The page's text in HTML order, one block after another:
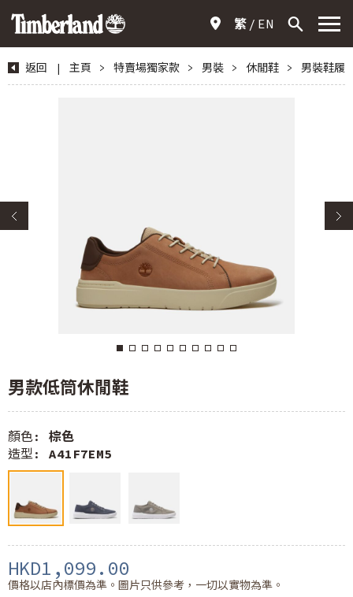
繁 EN
返回 | 主頁 > 特賣場獨家款 > 男裝 > 休閒鞋 > 男裝鞋履
男款低筒休閒鞋
顏色: 棕色
造型: A41F7EM5
HKD1,099.00
價格以店內標價為準。圖片只供參考，一切以實物為準。